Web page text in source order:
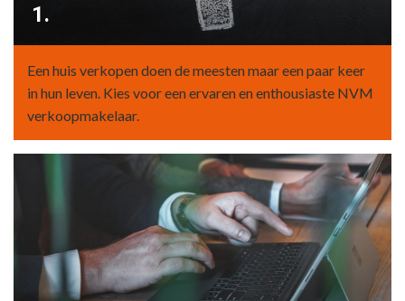
1.
Een huis verkopen doen de meesten maar een paar keer
in hun leven. Kies voor een ervaren en enthousiaste NVM
verkoopmakelaar.